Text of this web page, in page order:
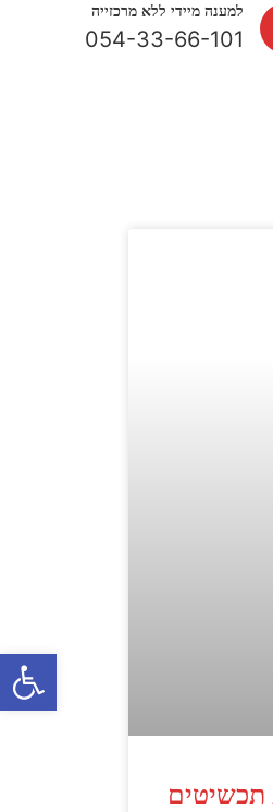
פתח
למענה מיידי ללא מרכזייה
054-33-66-101
תכשיטים